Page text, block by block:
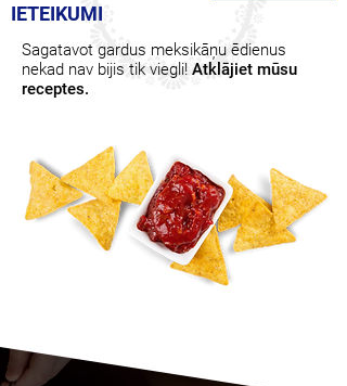
IETEIKUMI
Sagatavot gardus meksikāņu ēdienus
nekad nav bijis tik viegli! Atklājiet mūsu
receptes.